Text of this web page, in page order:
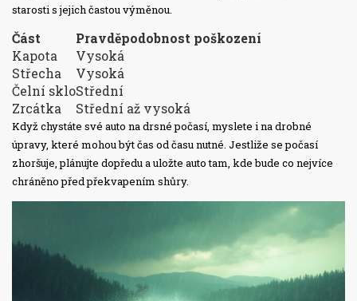
starosti s jejich častou výměnou.
Část
Pravděpodobnost poškození
Kapota
Vysoká
Střecha
Vysoká
Čelní skloStřední
Zrcátka
Střední až vysoká
Když chystáte své auto na drsné počasí, myslete i na drobné
úpravy, které mohou být čas od času nutné. Jestliže se počasí
zhoršuje, plánujte dopředu a uložte auto tam, kde bude co nejvíce
chráněno před překvapením shůry.